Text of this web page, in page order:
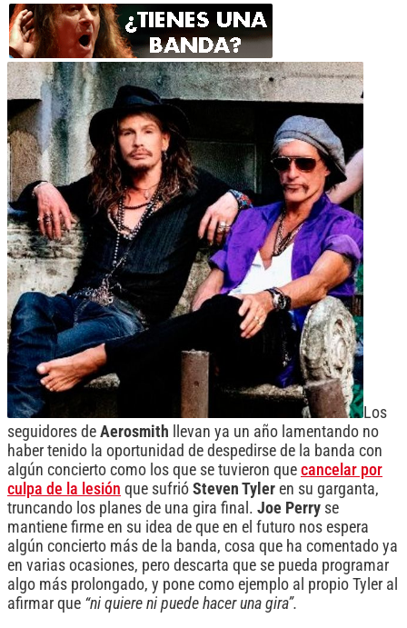
Los
seguidores de Aerosmith llevan ya un año lamentando no
haber tenido la oportunidad de despedirse de la banda con
algún concierto como los que se tuvieron que cancelar por
culpa de la lesión que sufrió Steven Tyler en su garganta,
truncando los planes de una gira final. Joe Perry se
mantiene firme en su idea de que en el futuro nos espera
algún concierto más de la banda, cosa que ha comentado ya
en varias ocasiones, pero descarta que se pueda programar
algo más prolongado, y pone como ejemplo al propio Tyler al
afirmar que “ni quiere ni puede hacer una gira”.